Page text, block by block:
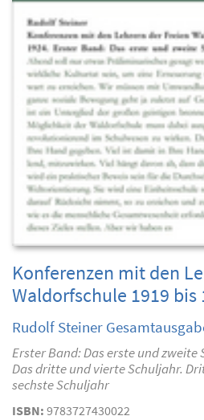
Konferenzen mit den
Waldorfschule 1919 bis
Rudolf Steiner
Erster Band: Das erste und
Das dritte und vierte Schuljahr.
sechste Schuljahr
ISBN: 9783727430022